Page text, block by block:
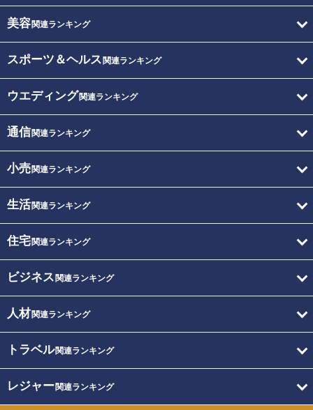
美容関連ランキング
スポーツ＆ヘルス 関連ランキング
ウエディング関連ランキング
通信関連ランキング
小売関連ランキング
生活関連ランキング
住宅関連ランキング
ビジネス 関連ランキング
人材関連ランキング
トラベル関連ランキング
レジャー関連ランキング